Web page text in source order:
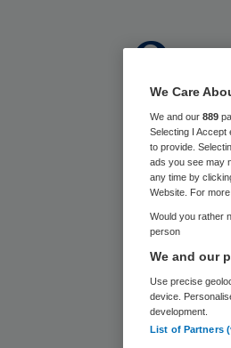
We Care
We and our 889
Selecting I
to provide.
ads you see may
any time by
Website. For
Would you rather
person
We and our
Use precise
device.
development.
List of Partners